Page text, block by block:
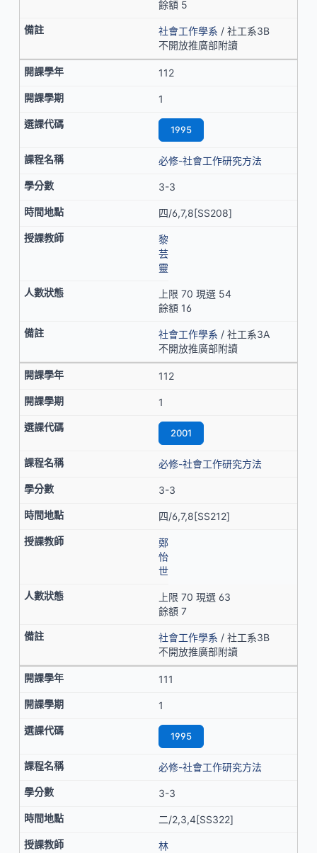
餘額 5
社會工作學系 / 社工系3B
不開放推廣部附讀
112
1
1995
必修-社會工作研究方法
3-3
四/6,7,8[SS208]
黎
芸
靈
上限 70 現選 54
餘額 16
社會工作學系 / 社工系3A
不開放推廣部附讀
112
1
2001
必修-社會工作研究方法
3-3
四/6,7,8[SS212]
鄭
怡
世
上限 70 現選 63
餘額 7
社會工作學系 / 社工系3B
不開放推廣部附讀
111
1
1995
必修-社會工作研究方法
3-3
二/2,3,4[SS322]
林